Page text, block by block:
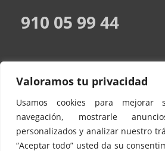
Valoramos tu privacidad
Usamos cookies para mejorar
navegación, mostrarle
personalizados y analizar nuestro
“Aceptar todo” usted da su
910 05 99 44
POLÍTICA DE PRIVACIDAD
POLITICA DE COOKIES